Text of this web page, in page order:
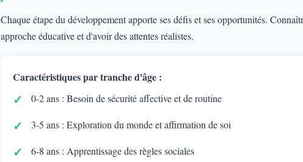
Chaque étape du développement apporte ses défis et ses opportunités.
approche éducative et d'avoir des attentes réalistes.
Caractéristiques par tranche d'âge :
0-2 ans : Besoin de sécurité affective et de routine
3-5 ans : Exploration du monde et affirmation de soi
6-8 ans : Apprentissage des règles sociales